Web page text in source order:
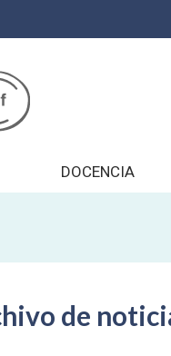
DOCENCIA
de